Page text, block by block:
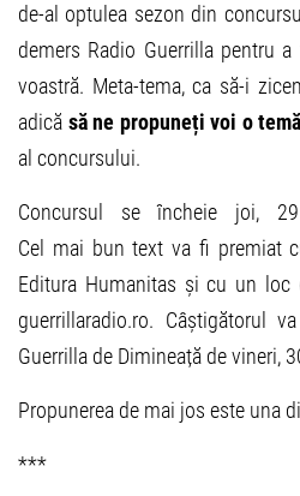
de-al optulea sezon din
demers Radio Guerrilla pentru
voastră. Meta-tema, ca să-i
adică să ne propuneți voi o
al concursului.
Concursul se încheie joi,
Cel mai bun text va fi premiat
Editura Humanitas și cu un loc
guerrillaradio.ro. Câștigătorul
Guerrilla de Dimineață de vineri,
Propunerea de mai jos este una
***